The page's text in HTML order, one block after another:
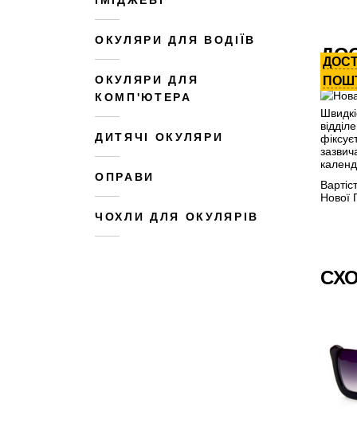
ОКУЛЯРИ ДЛЯ ВОДІЇВ
ОКУЛЯРИ ДЛЯ
КОМП'ЮТЕРА
ДИТЯЧІ ОКУЛЯРИ
ОПРАВИ
ЧОХЛИ ДЛЯ ОКУЛЯРІВ
Нової